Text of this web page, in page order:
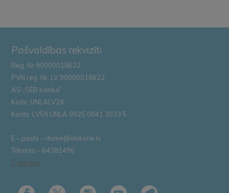
Pašvaldības rekvizīti
Reģ. Nr.90000018622
PVN reģ. Nr. LV 90000018622
AS „SEB banka”
Kods: UNLALV2X
Konts: LV58 UNLA 0025 0041 3033 5
E – pasts – dome@aluksne.lv
Tālrunis – 64381496
E-adrese